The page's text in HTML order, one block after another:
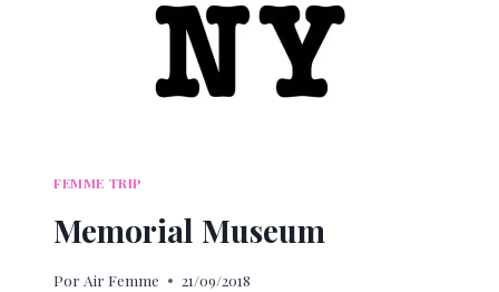
FEMME TRIP
Memorial Museum
Por Air Femme 21/09/2018